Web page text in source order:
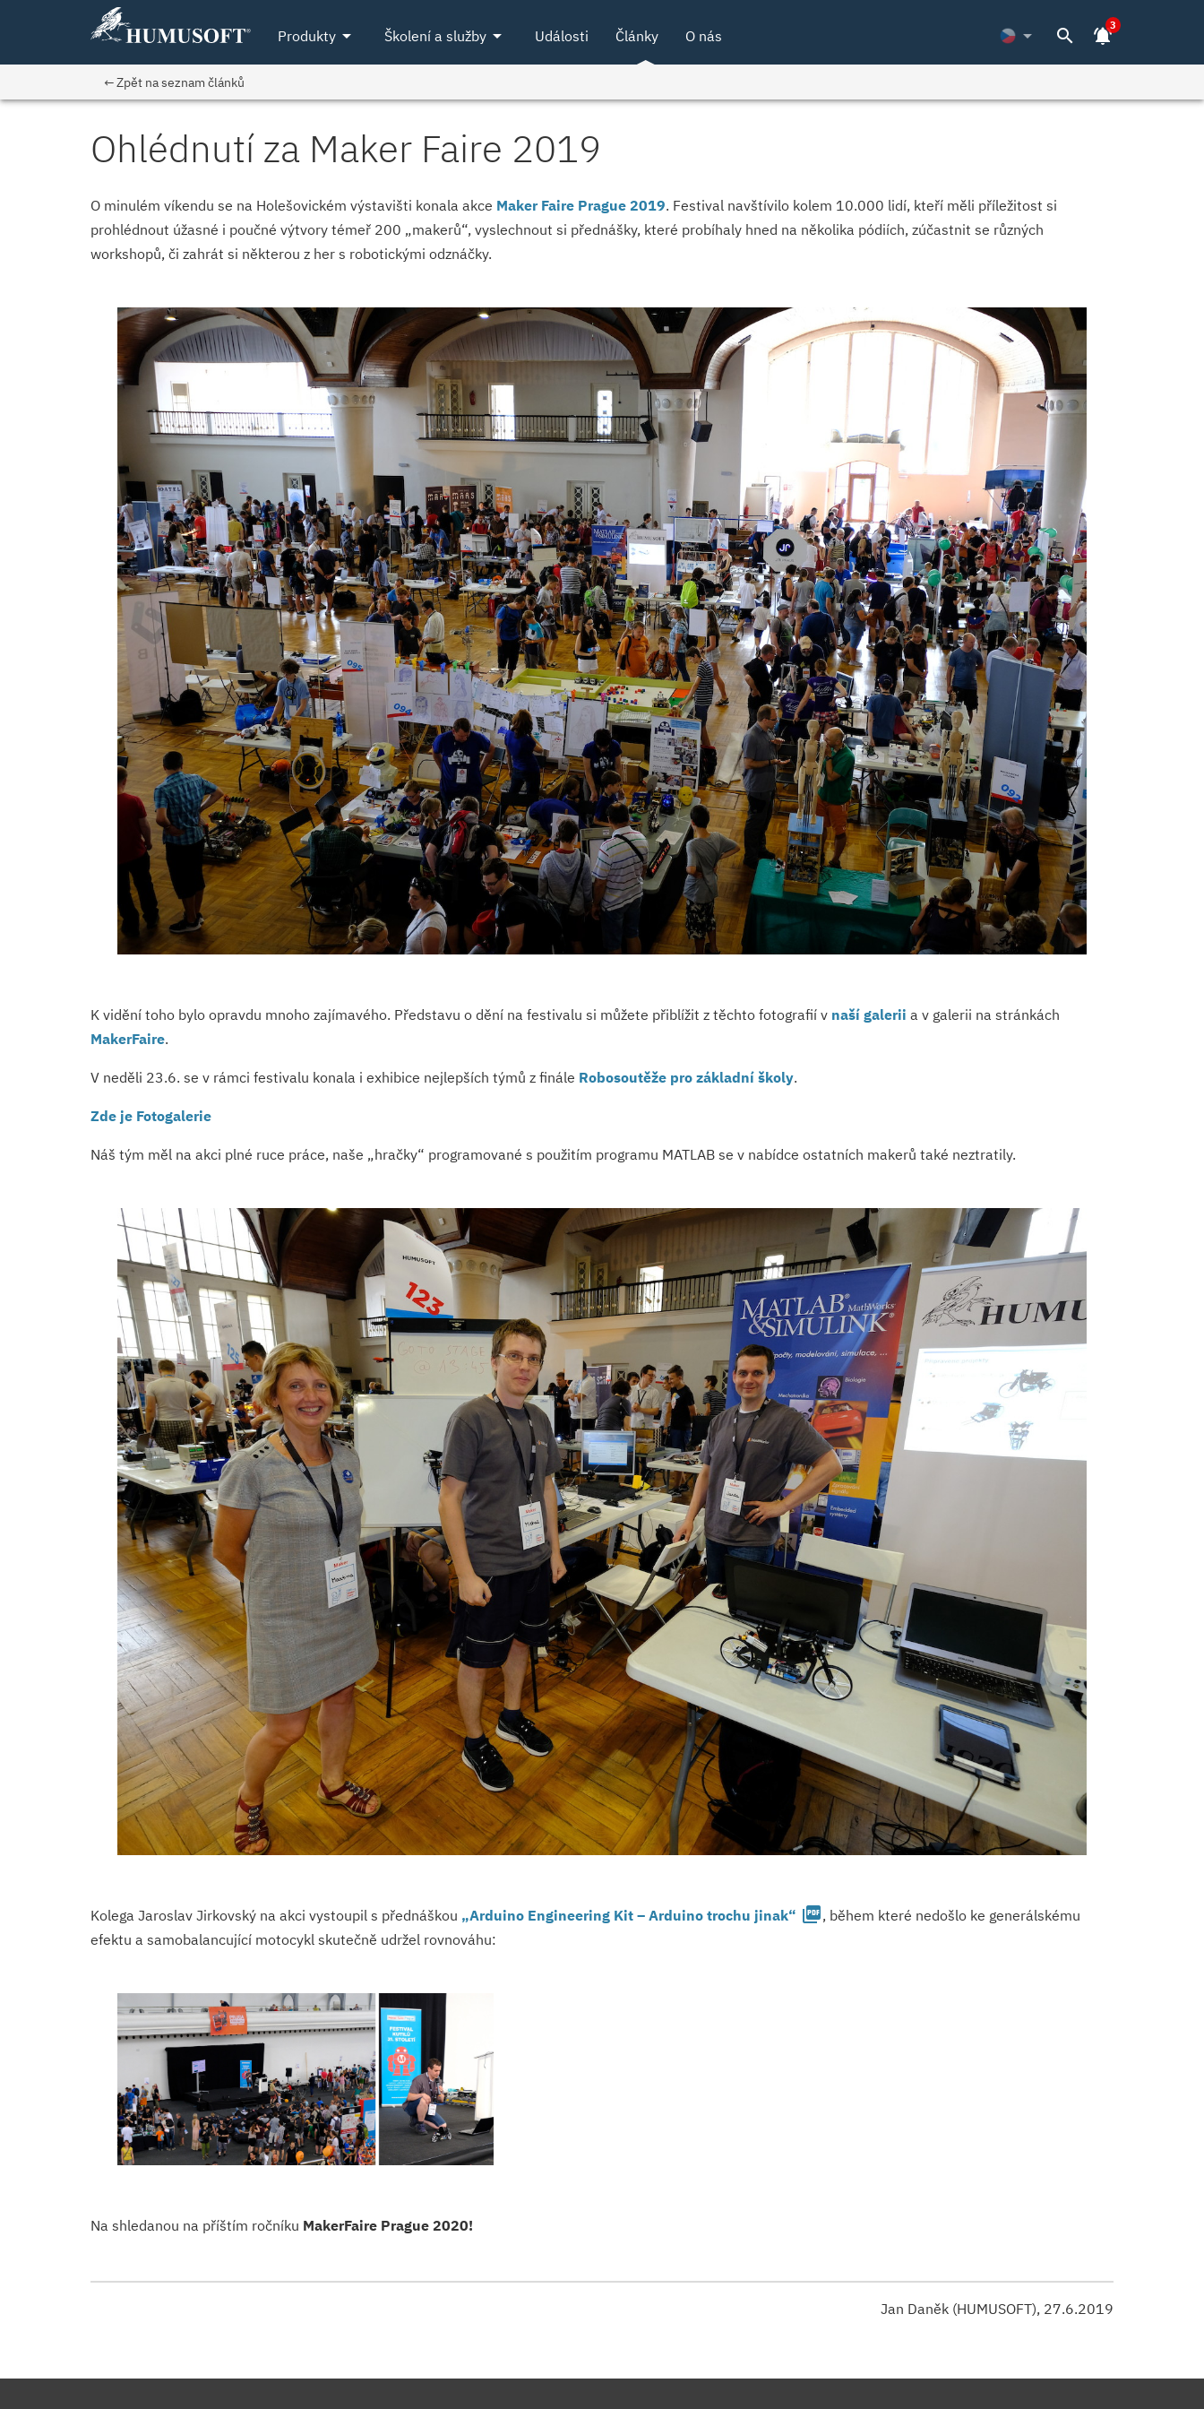
Produktyarrow_drop_down Školení a službyarrow_drop_down Události Články O nás arrow_drop_down search notifications_active3
← Zpět na seznam článků
Ohlédnutí za Maker Faire 2019
O minulém víkendu se na Holešovickém výstavišti konala akce Maker Faire Prague 2019. Festival navštívilo kolem 10.000 lidí, kteří měli příležitost si
prohlédnout úžasné i poučné výtvory témeř 200 „makerů“, vyslechnout si přednášky, které probíhaly hned na několika pódiích, zúčastnit se různých
workshopů, či zahrát si některou z her s robotickými odznáčky.
K vidění toho bylo opravdu mnoho zajímavého. Představu o dění na festivalu si můžete přiblížit z těchto fotografií v naší galerii a v galerii na stránkách
MakerFaire.
V neděli 23.6. se v rámci festivalu konala i exhibice nejlepších týmů z finále Robosoutěže pro základní školy.
Zde je Fotogalerie
Náš tým měl na akci plné ruce práce, naše „hračky“ programované s použitím programu MATLAB se v nabídce ostatních makerů také neztratily.
Kolega Jaroslav Jirkovský na akci vystoupil s přednáškou „Arduino Engineering Kit – Arduino trochu jinak“ picture_as_pdf, během které nedošlo ke generálskému
efektu a samobalancující motocykl skutečně udržel rovnováhu:
Na shledanou na příštím ročníku MakerFaire Prague 2020!
Jan Daněk (HUMUSOFT), 27.6.2019